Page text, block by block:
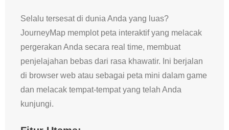
Selalu tersesat di dunia Anda yang luas?
JourneyMap memplot peta interaktif yang melacak
pergerakan Anda secara real time, membuat
penjelajahan bebas dari rasa khawatir. Ini berjalan
di browser web atau sebagai peta mini dalam game
dan melacak tempat-tempat yang telah Anda
kunjungi.